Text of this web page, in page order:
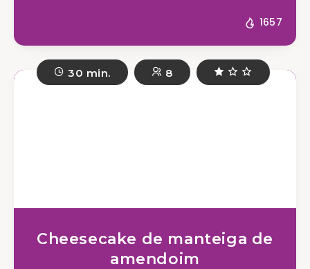
1657
30 min. 8
Cheesecake de manteiga de
amendoim